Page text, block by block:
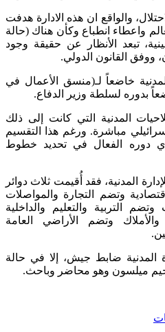
والواقع ان هذه الادارة هدفت
واعطاء انطباع وكأن هناك (حالة
تبعد الأنظار عن حقيقة وجود
القانون الدولي.
خاضعاً لـ(منسق الأعمال في
بدوره لسلطة وزير الدفاع.
المدنية التي كانت إلى ذلك
مباشرة. ورغم هذا التقسيم
دوره الفعال في تحديد خطوط
المدنية، فقد أُقيمت ثلاث دوائر
وتضم التجارة والمواصلات
التربية والتعليم والداخلية
وتضم الأراضي العامة
ضابط جيش، إلا في حالة
ميلسون وهو محاضر وباحث.